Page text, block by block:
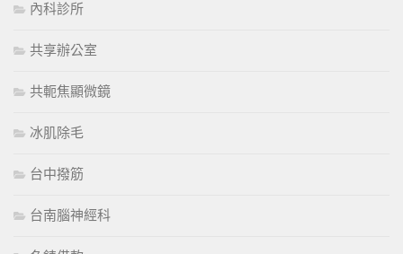
內科診所
共享辦公室
共軛焦顯微鏡
冰肌除毛
台中撥筋
台南腦神經科